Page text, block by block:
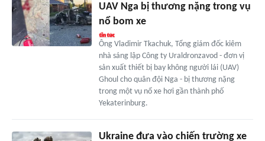
UAV Nga bị thương nặng trong vụ
nổ bom xe
Ông Vladimir Tkachuk, Tổng giám đốc kiêm
nhà sáng lập Công ty Uraldronzavod - đơn vị
sản xuất thiết bị bay không người lái (UAV)
Ghoul cho quân đội Nga - bị thương nặng
trong một vụ nổ xe hơi gần thành phố
Yekaterinburg.
Ukraine đưa vào chiến trường xe